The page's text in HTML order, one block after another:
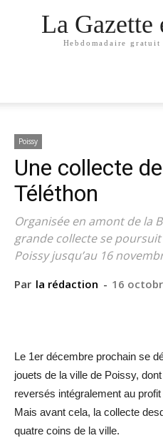
La Gazette
Hebdomadaire
Poissy
Une collecte
Téléthon
Organisée en amont de la
grande collecte se
Poissy jusqu’au 16
Par la rédaction - 16
Le 1er décembre prochain se
jouets de la ville de Poissy,
reversés intégralement au
Mais avant cela, la collecte
quatre coins de la ville.